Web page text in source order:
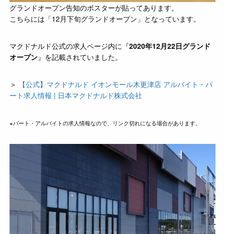
グランドオープン告知のポスターが貼ってあります。
こちらには「12月下旬グランドオープン」となっています。
マクドナルド公式の求人ページ内に『2020年12月22日グランド
オープン』を記載されていました。
＞
【公式】マクドナルド イオンモール木更津店 アルバイト・パ
ート求人情報 | 日本マクドナルド株式会社
※パート・アルバイトの求人情報なので、リンク切れになる場合があります。